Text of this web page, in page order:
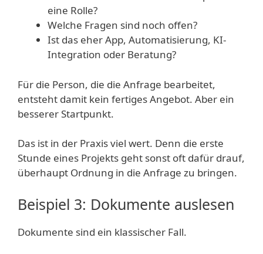
eine Rolle?
Welche Fragen sind noch offen?
Ist das eher App, Automatisierung, KI-
Integration oder Beratung?
Für die Person, die die Anfrage bearbeitet,
entsteht damit kein fertiges Angebot. Aber ein
besserer Startpunkt.
Das ist in der Praxis viel wert. Denn die erste
Stunde eines Projekts geht sonst oft dafür drauf,
überhaupt Ordnung in die Anfrage zu bringen.
Beispiel 3: Dokumente auslesen
Dokumente sind ein klassischer Fall.